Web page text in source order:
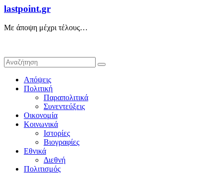
lastpoint.gr
Με άποψη μέχρι τέλους…
Απόψεις
Πολιτική
Παραπολιτικά
Συνεντεύξεις
Οικονομία
Κοινωνικά
Ιστορίες
Βιογραφίες
Εθνικά
Διεθνή
Πολιτισμός